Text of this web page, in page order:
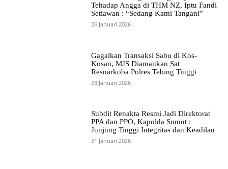
Tehadap Angga di THM NZ, Iptu Fandi
Setiawan : “Sedang Kami Tangani”
26 Januari 2026
Gagalkan Transaksi Sabu di Kos-
Kosan, MJS Diamankan Sat
Resnarkoba Polres Tebing Tinggi
23 Januari 2026
Subdit Renakta Resmi Jadi Direktorat
PPA dan PPO, Kapolda Sumut :
Junjung Tinggi Integritas dan Keadilan
21 Januari 2026